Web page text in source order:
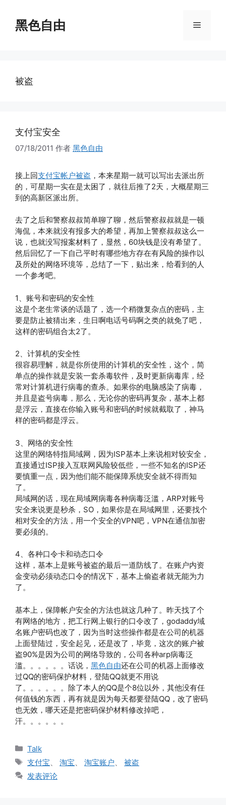
黑色自由 菜
被盗
支付宝安全
07/18/2011 作者 黑色自由
接上回支付宝帐户被盗 ，本来星期一就可以写出去派出所
的，可星期一实在是太困了，就往后推了2天，大概星期三
到的高新区派出所。
去了之后和警察叔叔简单聊了聊，然后警察叔叔就是一顿
海侃，本来就没有报多大的希望，再加上警察叔叔这么一
说，也就没写报案材料了，显然，60块钱是没有希望了。
然后回忆了一下自己平时有哪些地方存在有风险的操作以
及所处的网络环境等，总结了一下，贴出来，给看到的人
一个参考吧。
1、账号和密码的安全性
这是个老生常谈的话题了，选一个稍微复杂点的密码，主
要是防止被猜出来，生日啊电话号码啊之类的就免了吧，
这样的密码组合太2了。
2、计算机的安全性
很容易理解，就是你所使用的计算机的安全性，这个，简
单点的操作就是安装一套杀毒软件，及时更新病毒库，经
常对计算机进行病毒的查杀。如果你的电脑感染了病毒，
并且是盗号病毒，那么，无论你的密码再复杂，基本上都
是浮云，直接在你输入账号和密码的时候就截取了，神马
样的密码都是浮云。
3、网络的安全性
这里的网络特指局域网，因为ISP基本上来说相对较安全，
直接通过ISP接入互联网风险较低些，一些不知名的ISP还
要慎重一点，因为他们能不能保障系统安全就不得而知
了。
局域网的话，现在局域网病毒各种病毒泛滥，ARP对账号
安全来说更是秒杀，SO，如果你是在局域网里，还要找个
相对安全的方法，用一个安全的VPN吧，VPN在通信加密
要必须的。
4、各种口令卡和动态口令
这样，基本上是账号被盗的最后一道防线了。在账户内资
金变动必须动态口令的情况下，基本上偷盗者就无能为力
了。
基本上，保障帐户安全的方法也就这几种了。昨天找了个
有网络的地方，把工行网上银行的口令改了，godaddy域
名账户密码也改了，因为当时这些操作都是在公司的机器
上面登陆过，安全起见，还是改了，毕竟，这次的账户被
盗90%是因为公司的网络导致的，公司各种arp病毒泛
滥。。。。。。话说， 黑色自由还在公司的机器上面修改
过QQ的密码保护材料，登陆QQ就更不用说
了。。。。。。除了本人的QQ是个8位以外，其他没有任
何值钱的东西，再有就是因为每天都要登陆QQ，改了密码
也无效，哪天还是把密码保护材料修改掉吧，
汗。。。。。。
分
类
Talk
标
签
支付宝 淘宝 淘宝账户
被盗
发表评论